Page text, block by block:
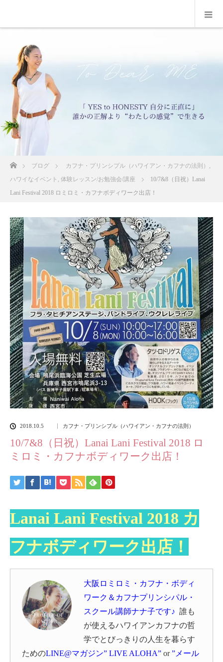
ホームブログ カフナ・プリンシプル（ハワイアン・カフナの法則） ,
ハワイなイベント , 体験レッスン/お勉強会/講座
10/7&8（日祝）Lanai
Lani Festival 2018 ロミロミ・カフナボディワーク出店！
2018.10.5 カフナ・プリンシプル（ハワイアン・カフナの法則）
10/7&8（日祝）Lanai Lani Festival 2018 ロ
ミロミ・カフナボディワーク出店！
Lanai Lani Festival 2018 カ
フナボディワーク出店！
大阪ロミロミ・カフナ・ボディ
ワーク＆カフナプリンシパル・
スクール講師ナナ子です♪ 誰も
が使えるハワイアンカフナの哲
学でとびっきりの人生を暮らす
ためのLINE@マガジン” LIVE ALOHA” or ”メール